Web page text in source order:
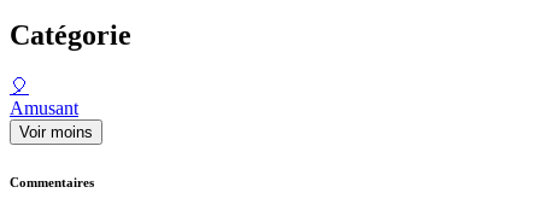
Catégorie
🎈
Amusant
Voir moins
Commentaires